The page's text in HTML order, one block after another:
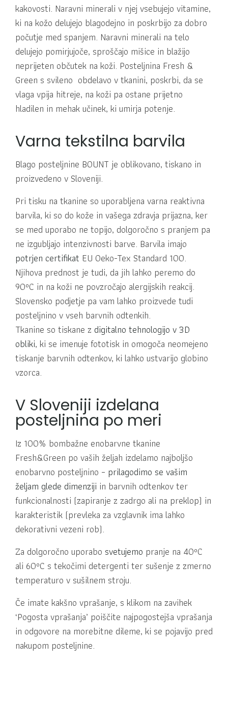
kakovosti. Naravni minerali v njej vsebujejo vitamine,
ki na kožo delujejo blagodejno in poskrbijo za dobro
počutje med spanjem. Naravni minerali na telo
delujejo pomirjujoče, sproščajo mišice in blažijo
neprijeten občutek na koži. Posteljnina Fresh &
Green s svileno obdelavo v tkanini, poskrbi, da se
vlaga vpija hitreje, na koži pa ostane prijetno
hladilen in mehak učinek, ki umirja potenje.
Varna tekstilna barvila
Blago posteljnine BOUNT je oblikovano, tiskano in
proizvedeno v Sloveniji.
Pri tisku na tkanine so uporabljena varna reaktivna
barvila, ki so do kože in vašega zdravja prijazna, ker
se med uporabo ne topijo, dolgoročno s pranjem pa
ne izgubljajo intenzivnosti barve. Barvila imajo
potrjen certifikat EU Oeko-Tex Standard 100.
Njihova prednost je tudi, da jih lahko peremo do
90ºC in na koži ne povzročajo alergijskih reakcij.
Slovensko podjetje pa vam lahko proizvede tudi
posteljnino v vseh barvnih odtenkih.
Tkanine so tiskane z digitalno tehnologijo v 3D
obliki, ki se imenuje fototisk in omogoča neomejeno
tiskanje barvnih odtenkov, ki lahko ustvarijo globino
vzorca.
V Sloveniji izdelana
posteljnina po meri
Iz 100% bombažne enobarvne tkanine
Fresh&Green po vaših željah izdelamo najboljšo
enobarvno posteljnino – prilagodimo se vašim
željam glede dimenziji in barvnih odtenkov ter
funkcionalnosti (zapiranje z zadrgo ali na preklop) in
karakteristik (prevleka za vzglavnik ima lahko
dekorativni vezeni rob).
Za dolgoročno uporabo svetujemo pranje na 40ºC
ali 60ºC s tekočimi detergenti ter sušenje z zmerno
temperaturo v sušilnem stroju.
Če imate kakšno vprašanje, s klikom na zavihek
‘Pogosta vprašanja’ poiščite najpogostejša vprašanja
in odgovore na morebitne dileme, ki se pojavijo pred
nakupom posteljnine.